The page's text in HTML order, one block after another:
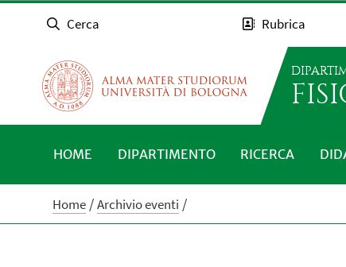
Cerca Rubrica
HOME DIPARTIMENTO RICERCA
Home Archivio eventi